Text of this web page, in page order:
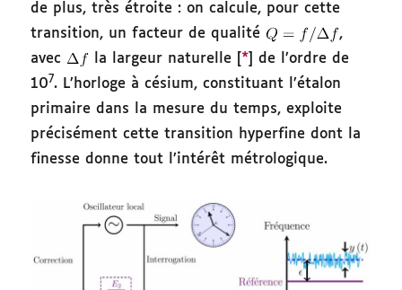
de plus, très étroite : on calcule, pour cette
transition, un facteur de qualité
,
avec
la largeur naturelle [ * ] de l’ordre de
107. L’horloge à césium, constituant l’étalon
primaire dans la mesure du temps, exploite
précisément cette transition hyperfine dont la
finesse donne tout l’intérêt métrologique.